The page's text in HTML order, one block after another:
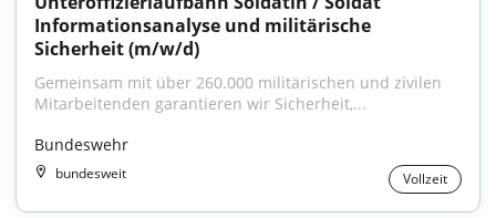
Informationsanalyse und militärische
Sicherheit (m/w/d)
Gemeinsam mit über 260.000 militärischen und zivilen
Mitarbeitenden garantieren wir Sicherheit,...
Bundeswehr
bundesweit Vollzeit